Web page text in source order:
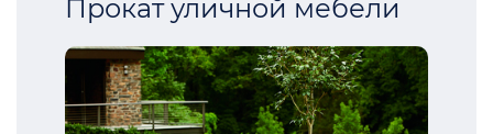
Прокат уличной мебели